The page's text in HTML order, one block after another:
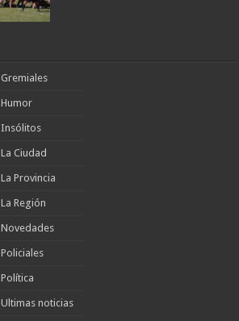
Gremiales
Humor
Insólitos
La Ciudad
La Provincia
La Región
Novedades
Policiales
Política
Ultimas noticias